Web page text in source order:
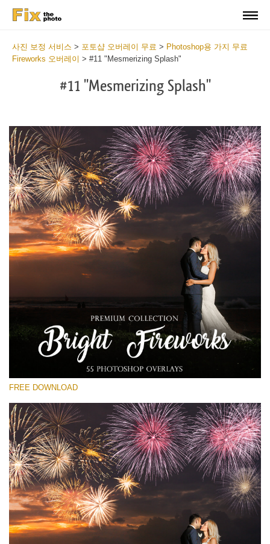
사진 보정 서비스 > 포토샵 오버레이 무료 > Photoshop용 가지 무료
Fireworks 오버레이 > #11 "Mesmerizing Splash"
#11 "Mesmerizing Splash"
Free Fireworks Overlay #11
Small 800*533px
Bright Fireworks
(55 Overlays)
Fairy Tale (344 Overlays)
Large 6000*4000px
Entire Collection
(1783 Overlays)
Large 6000*4000px
무료 다운로드
FREE DOWNLOAD